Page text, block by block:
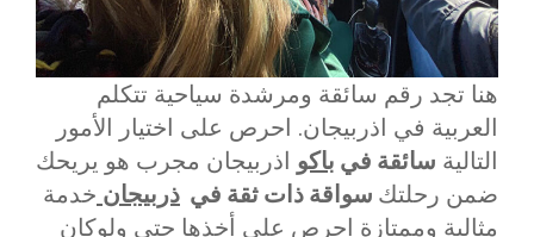
هنا تجد رقم سائقة ومرشدة سياحية تتكلم
العربية في اذربيجان. احرص على اختيار الأمور
التالية سائقة في باكو اذربيجان مجرب هو يريحك
ضمن رحلتك سواقة ذات ثقة في ذربيجان خدمة
مثالية وممتازة احرص على أخذها حتى ولوكان